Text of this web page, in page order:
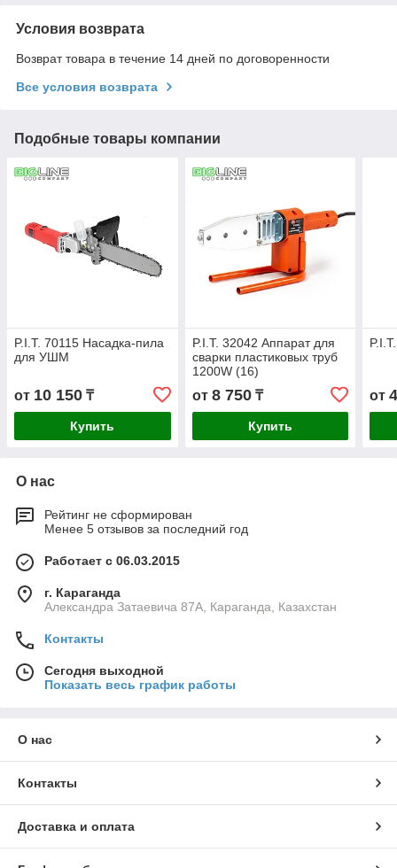
Условия возврата
Возврат товара в течение 14 дней по договоренности
Все условия возврата
Подобные товары компании
P.I.T. 70115 Насадка-пила
для УШМ
от 10 150 ₸
Купить
P.I.T. 32042 Аппарат для
сварки пластиковых труб
1200W (16)
от 8 750₸
Купить
от
О нас
Рейтинг не сформирован
Менее 5 отзывов за последний год
Работает с 06.03.2015
г. Караганда
Александра Затаевича 87А, Караганда, Казахстан
Контакты
Сегодня выходной
Показать весь график работы
О нас
Контакты
Доставка и оплата